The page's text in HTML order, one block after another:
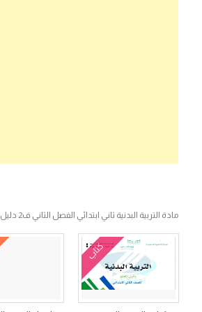
مادة التربية البدنية ثاني ابتدائي الفصل الثاني ف2 دليل المعلم
كتاب